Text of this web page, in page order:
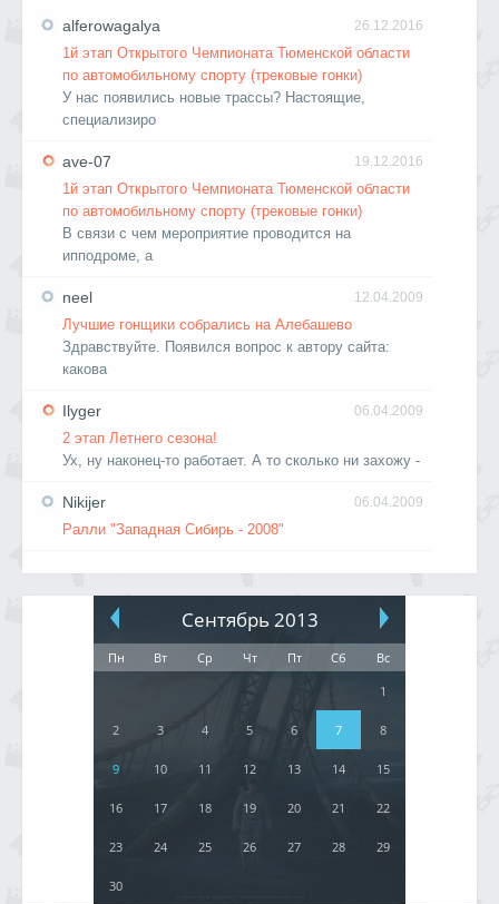
26.12.2016
alferowagalya
1й этап Открытого Чемпионата Тюменской области
по автомобильному спорту (трековые гонки)
У нас появились новые трассы? Настоящие,
специализиро
19.12.2016
ave-07
1й этап Открытого Чемпионата Тюменской области
по автомобильному спорту (трековые гонки)
В связи с чем мероприятие проводится на
ипподроме, а
12.04.2009
neel
Лучшие гонщики собрались на Алебашево
Здравствуйте. Появился вопрос к автору сайта:
какова
06.04.2009
Ilyger
2 этап Летнего сезона!
Ух, ну наконец-то работает. А то сколько ни захожу -
06.04.2009
Nikijer
Ралли "Западная Сибирь - 2008"
Сентябрь 2013
Пн Вт Ср Чт Пт Сб
Вс
1
2 3 4 5 6 7 8
9 10 11 12 13 14 15
16 17 18 19 20 21 22
23 24 25 26 27 28 29
30